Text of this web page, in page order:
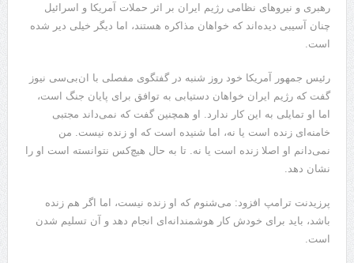
رهبری و نیروهای نظامی رژیم ایران بر اثر حملات آمریکا و اسرائیل
چنان آسیبی دیده‌اند که خواهان مذاکره هستند، اما دیگر خیلی دیر شده
است.
رئیس جمهور آمریکا خود روز شنبه در گفتگوی مفصلی با ان‌بی‌سی نیوز
گفت که رژیم ایران خواهان دستیابی به توافق برای پایان جنگ است،
اما او تمایلی به این کار ندارد. او همچنین گفت که نمی‌داند مجتبی
خامنه‌ای زنده است یا نه، اما شنیده است که او زنده نیست. من
نمی‌دانم او اصلا زنده است یا نه. تا به حال هیچ‌کس نتوانسته است او را
نشان دهد.
پرزیدنت ترامپ افزود: می‌شنوم که او زنده نیست، اما اگر هم زنده
باشد، باید برای خودش کار هوشمندانه‌ای انجام دهد و آن تسلیم شدن
است.